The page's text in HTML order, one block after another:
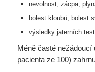
nevolnost, zácpa,
bolest kloubů, bolest
výsledky jaterních
Méně časté nežádoucí
pacienta ze 100)